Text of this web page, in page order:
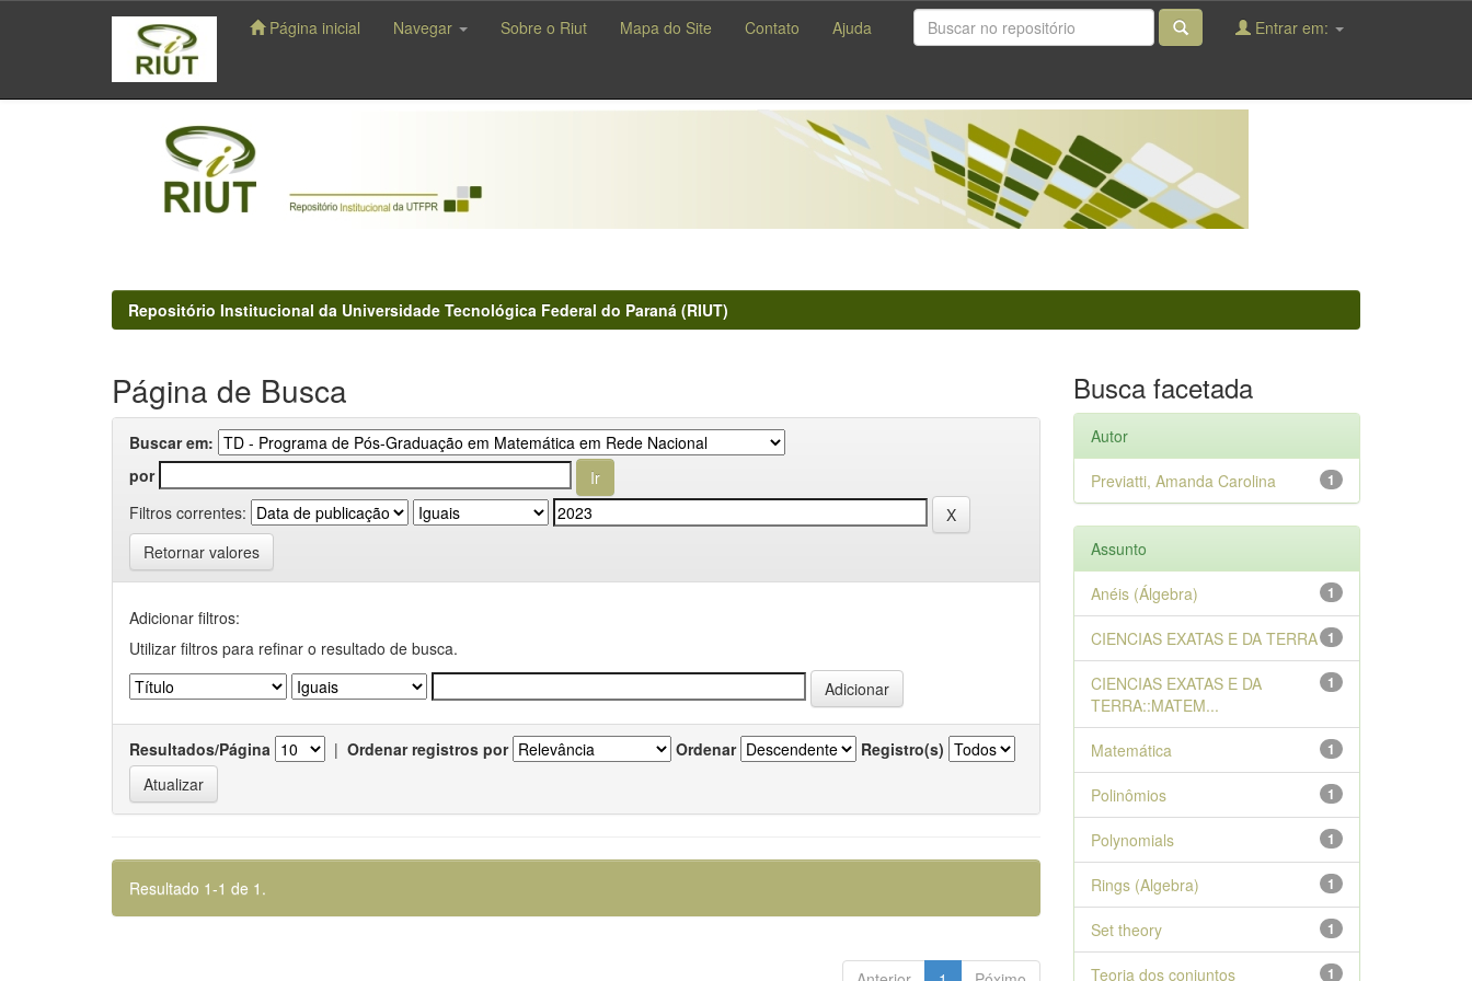
navigation
Página inicial Navegar Sobre o Riut Mapa do Site Contato Ajuda Entrar em:
Repositório Institucional da Universidade Tecnológica Federal do Paraná (RIUT)
Página de Busca
Buscar em:
por
Filtros correntes:
Retornar valores
Adicionar filtros:
Utilizar filtros para refinar o resultado de busca.
Resultados/Página | Ordenar registros por Ordenar Registro(s)
Resultado 1-1 de 1.
Busca facetada
Autor
1
Previatti, Amanda Carolina
Assunto
1
Anéis (Álgebra)
1
CIENCIAS EXATAS E DA TERRA
1
CIENCIAS EXATAS E DA
TERRA::MATEM...
1
Matemática
1
Polinômios
1
Polynomials
1
Rings (Algebra)
1
Set theory
1
Teoria dos conjuntos